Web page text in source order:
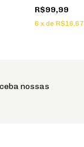
R$99,99
6 x de R$16,67
nossas